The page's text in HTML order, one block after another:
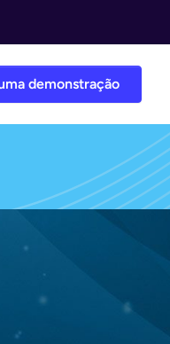
demonstração